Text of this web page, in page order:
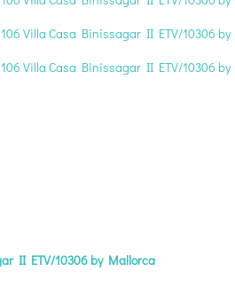
II ETV/10306 by Mallorca